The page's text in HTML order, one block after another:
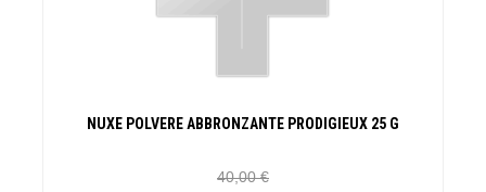
NUXE POLVERE ABBRONZANTE PRODIGIEUX 25 G
40,00 €